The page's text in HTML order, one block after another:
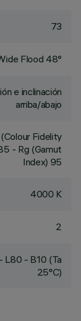
73
Flood 48°
e inclinación
arriba/abajo
Fidelity
- Rg (Gamut
Index) 95
4000 K
2
L80 - B10 (Ta
25°C)